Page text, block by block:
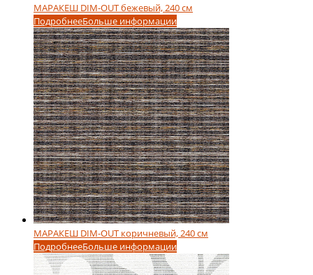
МАРАКЕШ DIM-OUT бежевый, 240 см
ПодробнееБольше информации
МАРАКЕШ DIM-OUT коричневый, 240 см
ПодробнееБольше информации